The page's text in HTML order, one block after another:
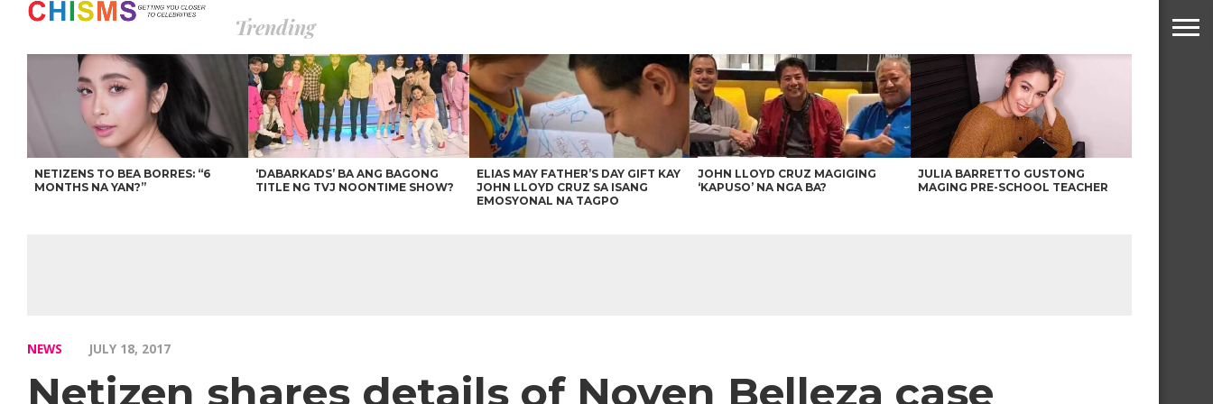
Trending
NETIZENS TO BEA BORRES: “6
MONTHS NA YAN?”
‘DABARKADS’ BA ANG BAGONG
TITLE NG TVJ NOONTIME SHOW?
ELIAS MAY FATHER’S DAY GIFT KAY
JOHN LLOYD CRUZ SA ISANG
EMOSYONAL NA TAGPO
JOHN LLOYD CRUZ MAGIGING
‘KAPUSO’ NA NGA BA?
JULIA BARRETTO GUSTONG
MAGING PRE-SCHOOL TEACHER
NEWS JULY 18, 2017
Netizen shares details of Noven Belleza case